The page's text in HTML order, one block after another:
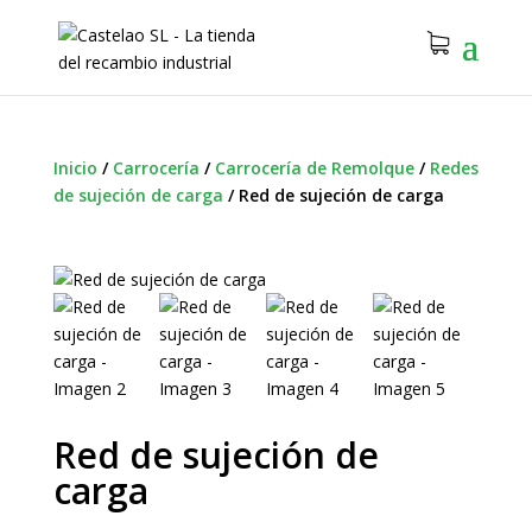
Inicio / Carrocería / Carrocería de Remolque/ Redes
de sujeción de carga / Red de sujeción de carga
Red de sujeción de
carga